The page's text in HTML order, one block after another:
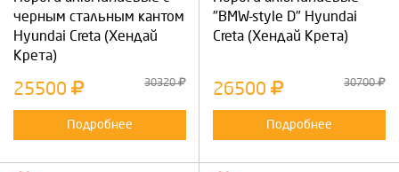
черным стальным кантом
Hyundai Creta (Хендай
Крета)
25500 30320
Подробнее
"BMW-style D" Hyundai
Creta (Хендай Крета)
26500 30700
Подробнее